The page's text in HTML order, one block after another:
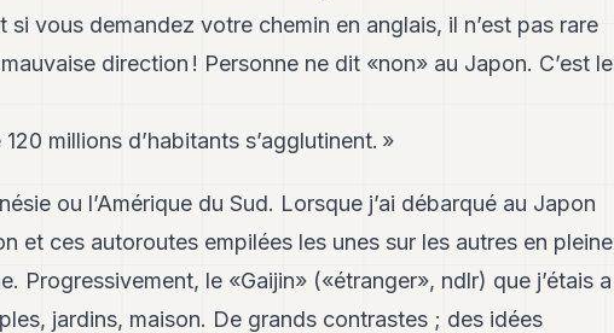
si vous demandez votre chemin en anglais, il n’est pas rare
direction ! Personne ne dit «non» au Japon. C’est le
millions d’habitants s’agglutinent. »
ou l’Amérique du Sud. Lorsque j’ai débarqué au Japon
et ces autoroutes empilées les unes sur les autres en pleine
Progressivement, le «Gaijin» («étranger», ndlr) que j’étais a
jardins, maison. De grands contrastes ; des idées